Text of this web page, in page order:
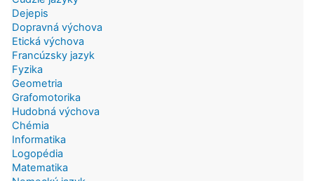
Dejepis
Dopravná výchova
Etická výchova
Francúzsky jazyk
Fyzika
Geometria
Grafomotorika
Hudobná výchova
Chémia
Informatika
Logopédia
Matematika